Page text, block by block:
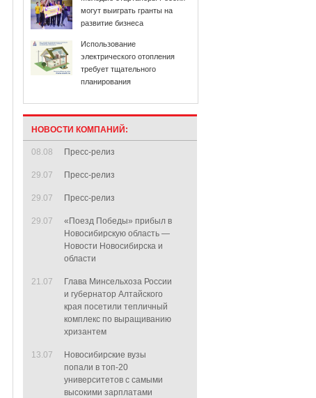
могут выиграть гранты на
развитие бизнеса
Использование
электрического отопления
требует тщательного
планирования
НОВОСТИ КОМПАНИЙ:
08.08 Пресс-релиз
29.07 Пресс-релиз
29.07 Пресс-релиз
29.07
«Поезд Победы» прибыл в
Новосибирскую область —
Новости Новосибирска и
области
21.07
Глава Минсельхоза России
и губернатор Алтайского
края посетили тепличный
комплекс по выращиванию
хризантем
13.07
Новосибирские вузы
попали в топ-20
университетов с самыми
высокими зарплатами